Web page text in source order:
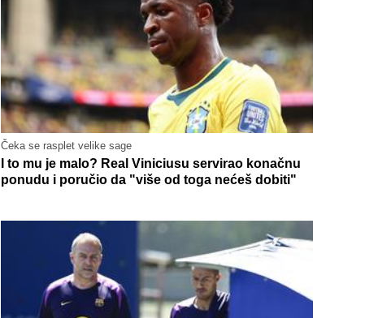
Čeka se rasplet velike sage
I to mu je malo? Real Viniciusu servirao konačnu
ponudu i poručio da "više od toga nećeš dobiti"